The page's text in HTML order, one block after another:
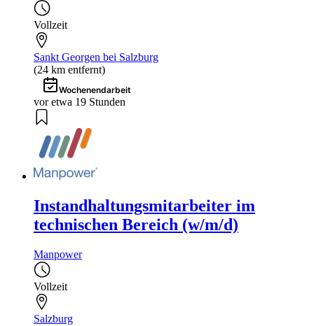
Vollzeit
Sankt Georgen bei Salzburg
(24 km entfernt)
Wochenendarbeit
vor etwa 19 Stunden
Instandhaltungsmitarbeiter im
technischen Bereich (w/m/d)
Manpower
Vollzeit
Salzburg